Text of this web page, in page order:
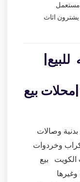
مستعمل
يشترون اثاث
المستعمل97776408|محلات بيع
وصالات
وخردوات
الكويت بيع